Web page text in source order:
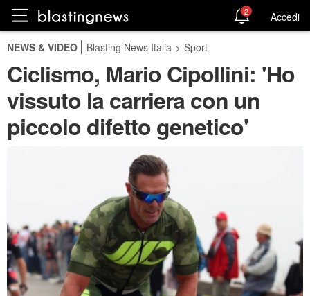
2 Accedi
NEWS & VIDEO Blasting News Italia > Sport
Ciclismo, Mario Cipollini: 'Ho
vissuto la carriera con un
piccolo difetto genetico'